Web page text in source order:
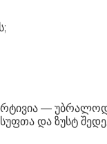
—
და ზუსტ